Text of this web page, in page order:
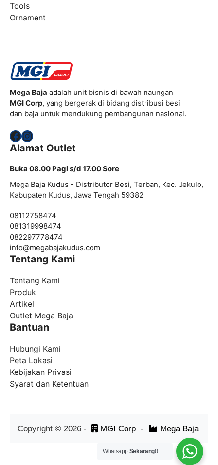
Tools
Ornament
Mega Baja adalah unit bisnis di bawah naungan
MGI Corp, yang bergerak di bidang distribusi besi
dan baja untuk mendukung pembangunan nasional.
Facebook
Instagram
Alamat Outlet
Buka 08.00 Pagi s/d 17.00 Sore
Mega Baja Kudus - Distributor Besi, Terban, Kec. Jekulo,
Kabupaten Kudus, Jawa Tengah 59382
08112758474
081319998474
082297778474
info@megabajakudus.com
Tentang Kami
Tentang Kami
Produk
Artikel
Outlet Mega Baja
Bantuan
Hubungi Kami
Peta Lokasi
Kebijakan Privasi
Syarat dan Ketentuan
Copyright © 2026- MGI Corp - Mega Baja
Whatsapp Sekarang!!